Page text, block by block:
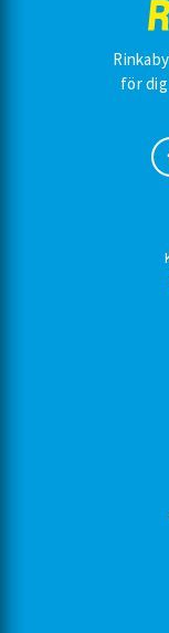
för